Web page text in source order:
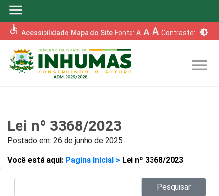
menu
accessible Acessibilidade Mapa do Site Fonte: A A A Contraste: brightness_6
menu
Lei nº 3368/2023
Postado em: 26 de junho de 2025
Você está aqui: Pagina Inicial > Lei nº 3368/2023
Pesquisar